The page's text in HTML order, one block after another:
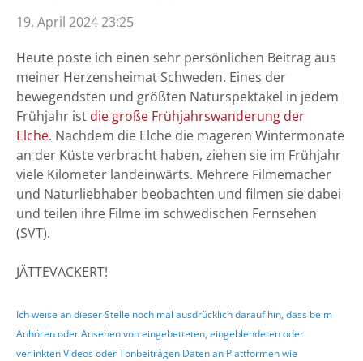
19. April 2024 23:25
Heute poste ich einen sehr persönlichen Beitrag aus
meiner Herzensheimat Schweden. Eines der
bewegendsten und größten Naturspektakel in jedem
Frühjahr ist die große Frühjahrswanderung der
Elche. Nachdem die Elche die mageren Wintermonate
an der Küste verbracht haben, ziehen sie im Frühjahr
viele Kilometer landeinwärts. Mehrere Filmemacher
und Naturliebhaber beobachten und filmen sie dabei
und teilen ihre Filme im schwedischen Fernsehen
(SVT).
JÄTTEVACKERT!
Ich weise an dieser Stelle noch mal ausdrücklich darauf hin, dass beim
Anhören oder Ansehen von eingebetteten, eingeblendeten oder
verlinkten Videos oder Tonbeiträgen Daten an Plattformen wie